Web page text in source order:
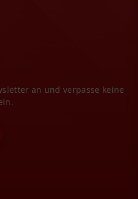
an und verpasse keine